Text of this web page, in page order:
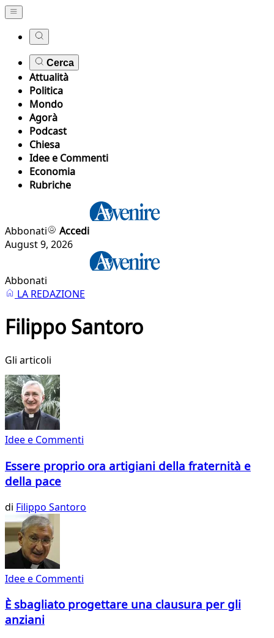
Cerca
Attualità
Politica
Mondo
Agorà
Podcast
Chiesa
Idee e Commenti
Economia
Rubriche
Abbonati
Accedi
August 9, 2026
Abbonati
LA REDAZIONE
Filippo Santoro
Gli articoli
Idee e Commenti
Essere proprio ora artigiani della fraternità e
della pace
di Filippo Santoro
Idee e Commenti
È sbagliato progettare una clausura per gli
anziani